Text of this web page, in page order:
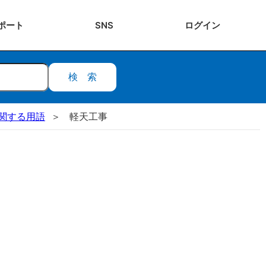
ート SNS ログイン
検索
する用語 軽天工事